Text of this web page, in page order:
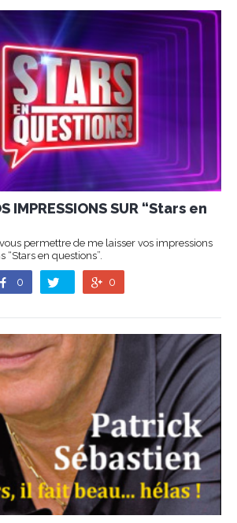
IMPRESSIONS SUR “Stars en
permettre de me laisser vos impressions
en questions”.
0 0